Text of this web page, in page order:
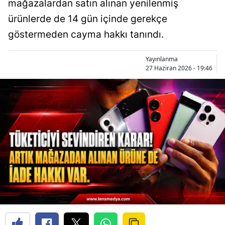
mağazalardan satın alınan yenilenmiş
ürünlerde de 14 gün içinde gerekçe
göstermeden cayma hakkı tanındı.
Yayınlanma
27 Haziran 2026 - 19:46